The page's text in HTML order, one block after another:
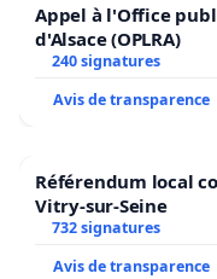
Appel à l'Office
d'Alsace (OPLRA)
240 signatures
Avis de transparence
Référendum local
Vitry-sur-Seine
732 signatures
Avis de transparence